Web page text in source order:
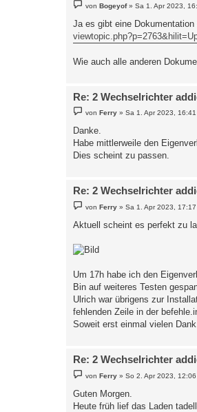
e
t
r
a
vonBogeyof»Sa 1. Apr 2023,
Ja es gibt eine
Wie auch alle anderen
Re: 2 Wechselrichter
e
t
r
g
vonFerry »Sa 1. Apr 2023, 16:41
Danke.
Habe mittlerweile den
Dies scheint zu passen.
Re: 2 Wechselrichter
e
t
a
g
vonFerry »Sa 1. Apr 2023, 17:17
Aktuell scheint es perfekt zu
Um 17h habe ich den
Bin auf weiteres Testen
Ulrich war übrigens zur
fehlenden Zeile in der
Soweit erst einmal vielen
Re: 2 Wechselrichter
e
t
r
vonFerry »So 2. Apr 2023, 12:06
Guten Morgen.
Heute früh lief das Laden